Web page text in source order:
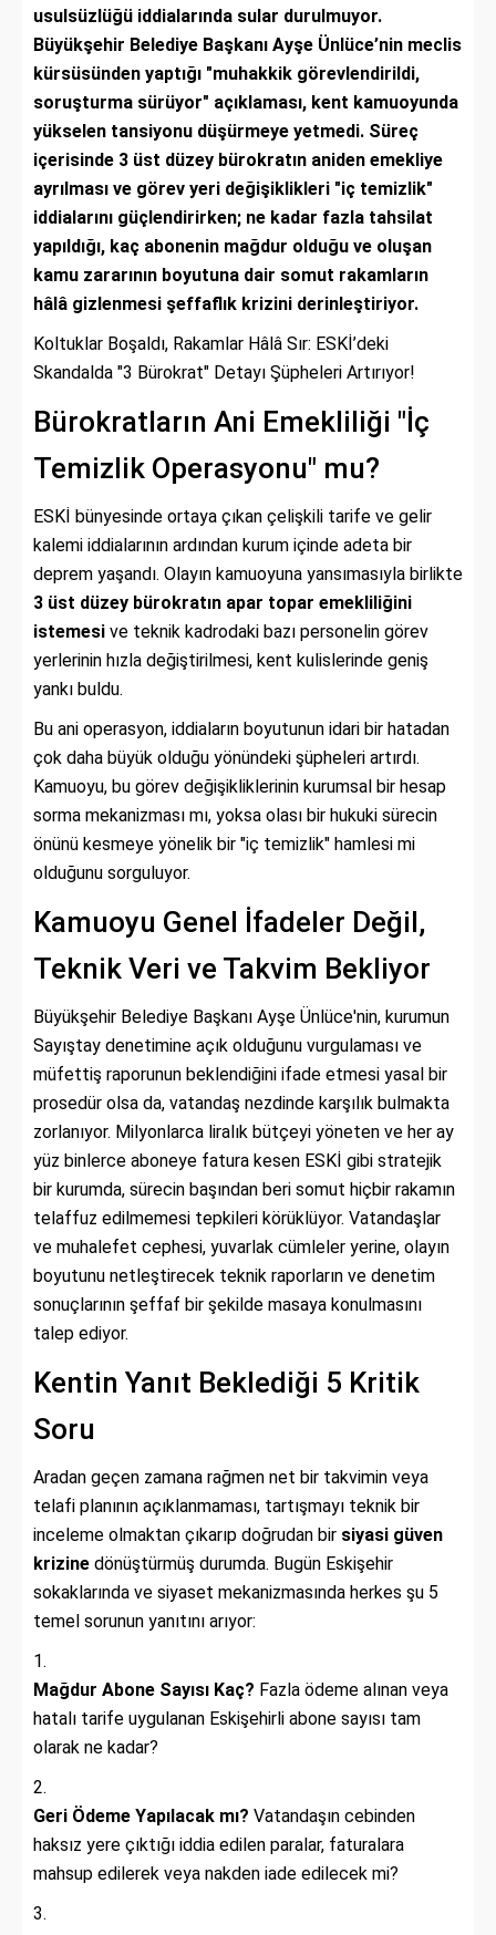
usulsüzlüğü iddialarında sular durulmuyor.
Büyükşehir Belediye Başkanı Ayşe Ünlüce’nin meclis
kürsüsünden yaptığı "muhakkik görevlendirildi,
soruşturma sürüyor" açıklaması, kent kamuoyunda
yükselen tansiyonu düşürmeye yetmedi. Süreç
içerisinde 3 üst düzey bürokratın aniden emekliye
ayrılması ve görev yeri değişiklikleri "iç temizlik"
iddialarını güçlendirirken; ne kadar fazla tahsilat
yapıldığı, kaç abonenin mağdur olduğu ve oluşan
kamu zararının boyutuna dair somut rakamların
hâlâ gizlenmesi şeffaflık krizini derinleştiriyor.
Koltuklar Boşaldı, Rakamlar Hâlâ Sır: ESKİ’deki
Skandalda "3 Bürokrat" Detayı Şüpheleri Artırıyor!
Bürokratların Ani Emekliliği "İç
Temizlik Operasyonu" mu?
ESKİ bünyesinde ortaya çıkan çelişkili tarife ve gelir
kalemi iddialarının ardından kurum içinde adeta bir
deprem yaşandı. Olayın kamuoyuna yansımasıyla birlikte
3 üst düzey bürokratın apar topar emekliliğini
istemesi ve teknik kadrodaki bazı personelin görev
yerlerinin hızla değiştirilmesi, kent kulislerinde geniş
yankı buldu.
Bu ani operasyon, iddiaların boyutunun idari bir hatadan
çok daha büyük olduğu yönündeki şüpheleri artırdı.
Kamuoyu, bu görev değişikliklerinin kurumsal bir hesap
sorma mekanizması mı, yoksa olası bir hukuki sürecin
önünü kesmeye yönelik bir "iç temizlik" hamlesi mi
olduğunu sorguluyor.
Kamuoyu Genel İfadeler Değil,
Teknik Veri ve Takvim Bekliyor
Büyükşehir Belediye Başkanı Ayşe Ünlüce'nin, kurumun
Sayıştay denetimine açık olduğunu vurgulaması ve
müfettiş raporunun beklendiğini ifade etmesi yasal bir
prosedür olsa da, vatandaş nezdinde karşılık bulmakta
zorlanıyor. Milyonlarca liralık bütçeyi yöneten ve her ay
yüz binlerce aboneye fatura kesen ESKİ gibi stratejik
bir kurumda, sürecin başından beri somut hiçbir rakamın
telaffuz edilmemesi tepkileri körüklüyor. Vatandaşlar
ve muhalefet cephesi, yuvarlak cümleler yerine, olayın
boyutunu netleştirecek teknik raporların ve denetim
sonuçlarının şeffaf bir şekilde masaya konulmasını
talep ediyor.
Kentin Yanıt Beklediği 5 Kritik
Soru
Aradan geçen zamana rağmen net bir takvimin veya
telafi planının açıklanmaması, tartışmayı teknik bir
inceleme olmaktan çıkarıp doğrudan bir siyasi güven
krizine dönüştürmüş durumda. Bugün Eskişehir
sokaklarında ve siyaset mekanizmasında herkes şu 5
temel sorunun yanıtını arıyor:
Mağdur Abone Sayısı Kaç? Fazla ödeme alınan veya
hatalı tarife uygulanan Eskişehirli abone sayısı tam
olarak ne kadar?
Geri Ödeme Yapılacak mı? Vatandaşın cebinden
haksız yere çıktığı iddia edilen paralar, faturalara
mahsup edilerek veya nakden iade edilecek mi?